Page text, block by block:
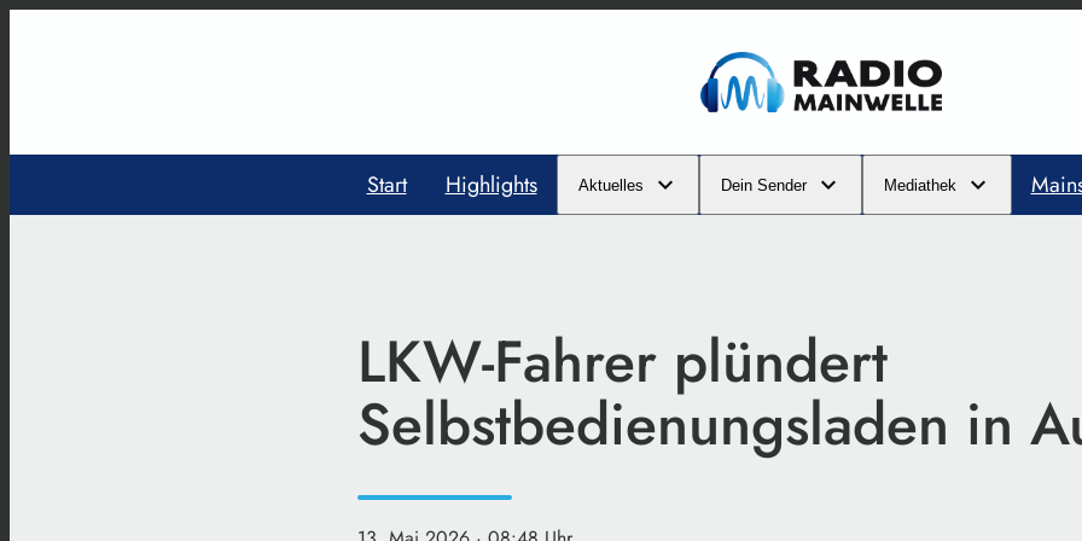
Start Highlights Aktuelles Dein Sender Mediathek
LKW-Fahrer plündert
Selbstbedienungsladen in